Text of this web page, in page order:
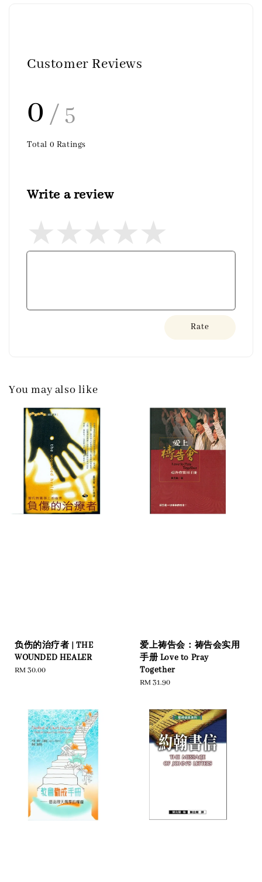
Customer Reviews
0 / 5
Total 0 Ratings
Write a review
Rate
You may also like
负伤的治疗者 | THE
WOUNDED HEALER
Regular
RM 30.00
爱上祷告会：祷告会实用
手册 Love to Pray
Together
Regular
RM 31.90